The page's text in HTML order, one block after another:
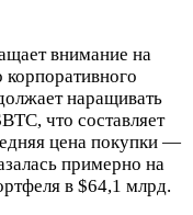
внимание на
наращивать
, что составляет
цена покупки —
примерно на
в $64,1 млрд.